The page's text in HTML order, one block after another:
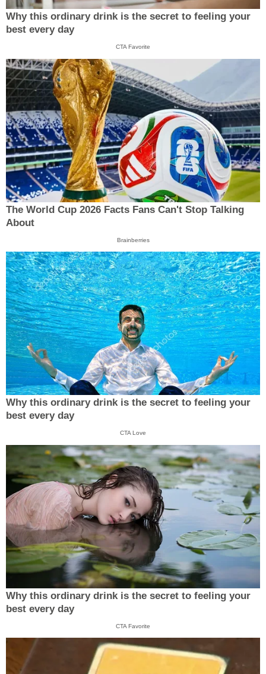
Why this ordinary drink is the secret to feeling your
best every day
CTA Favorite
The World Cup 2026 Facts Fans Can't Stop Talking
About
Brainberries
Why this ordinary drink is the secret to feeling your
best every day
CTA Love
Why this ordinary drink is the secret to feeling your
best every day
CTA Favorite